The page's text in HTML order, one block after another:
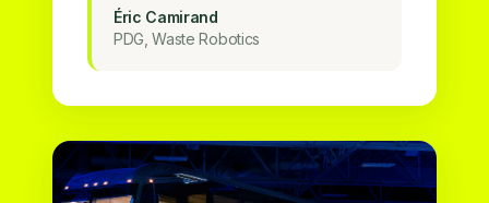
Éric Camirand
PDG, Waste Robotics